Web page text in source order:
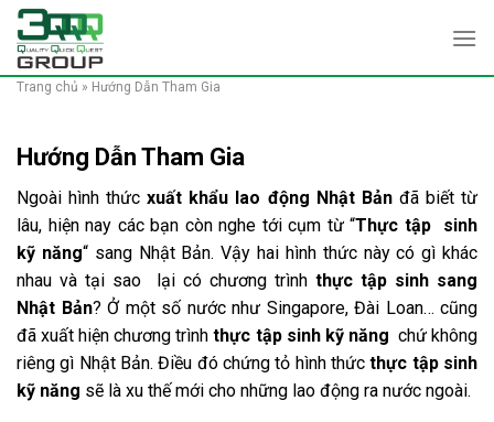
Skip
content
Trang chủ » Hướng Dẫn Tham Gia
Hướng Dẫn Tham Gia
Ngoài hình thứcxuất khẩu lao động Nhật Bảnđã biết từ
lâu, hiện nay các bạn còn nghe tới cụm từ “Thực tập sinh
kỹ năng“ sang Nhật Bản. Vậy hai hình thức này có gì khác
nhau và tại sao lại có chương trình thực tập sinh sang
Nhật Bản? Ở một số nước như Singapore, Đài Loan… cũng
đã xuất hiện chương trình thực tập sinh kỹ năng chứ không
riêng gì Nhật Bản. Điều đó chứng tỏ hình thứcthực tập sinh
kỹ năng sẽ là xu thế mới cho những lao động ra nước ngoài.